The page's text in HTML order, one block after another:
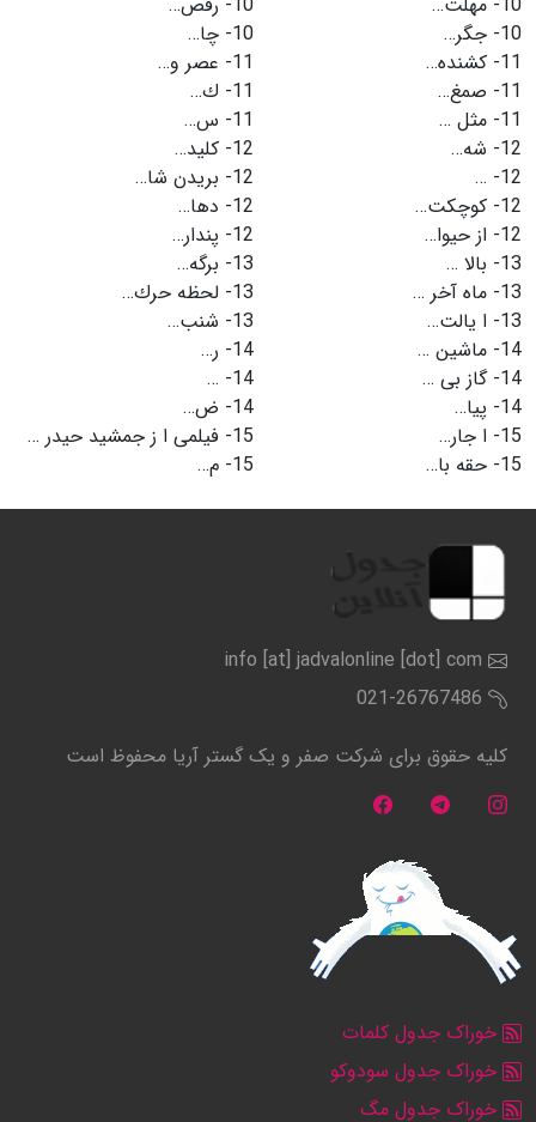
10- جگر…
11- كشنده…
11- صمغ…
11- مثل …
12- شه…
12-
…
12- كوچكت…
12- از حیوا…
13- بالا …
13- ماه آخر …
13- ا یالت…
14- ماشین …
14- گاز بی …
14- پیا…
15- ا جار…
15- حقه با…
10- چا…
11- عصر و…
11- ك…
11- س…
12- كلید…
12- بریدن شا…
12- دها…
12- پندار…
13- برگه…
13- لحظه حرك…
13- شنب…
14- ر…
14-
…
14- ض…
15- فیلمی ا ز جمشید حیدر …
15- م…
info [at] jadvalonline [dot] com
021-26767486
کلیه حقوق برای شرکت صفر و یک گستر آریا محفوظ است
خوراک جدول کلمات
خوراک جدول سودوکو
خوراک جدول مگ